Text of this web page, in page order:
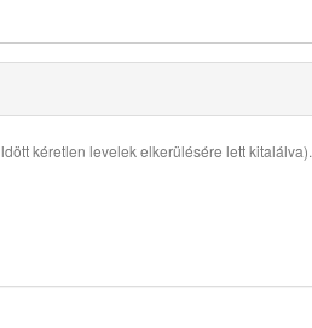
kéretlen levelek elkerülésére lett kitalálva).